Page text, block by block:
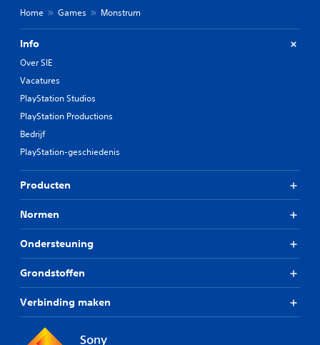
Home Games Monstrum
Info
Over SIE
Vacatures
PlayStation Studios
PlayStation Productions
Bedrijf
PlayStation-geschiedenis
Producten
Normen
Ondersteuning
Grondstoffen
Verbinding maken